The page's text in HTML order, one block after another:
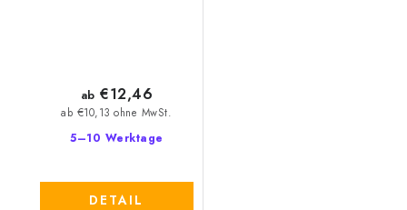
5–10 Werktage
ab €10,13 ohne MwSt.
ab €12,46
DETAIL